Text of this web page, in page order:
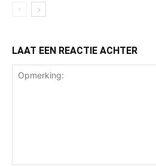
LAAT EEN REACTIE ACHTER